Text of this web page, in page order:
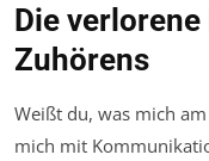
Die
Zuhörens
Weißt du, was mich
mich mit